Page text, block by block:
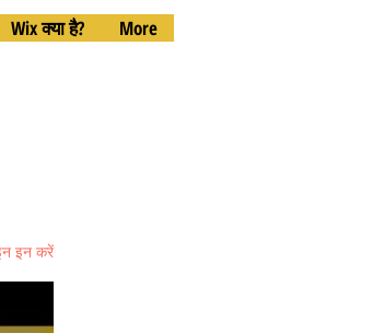
Wix क्या है? More
इन करें